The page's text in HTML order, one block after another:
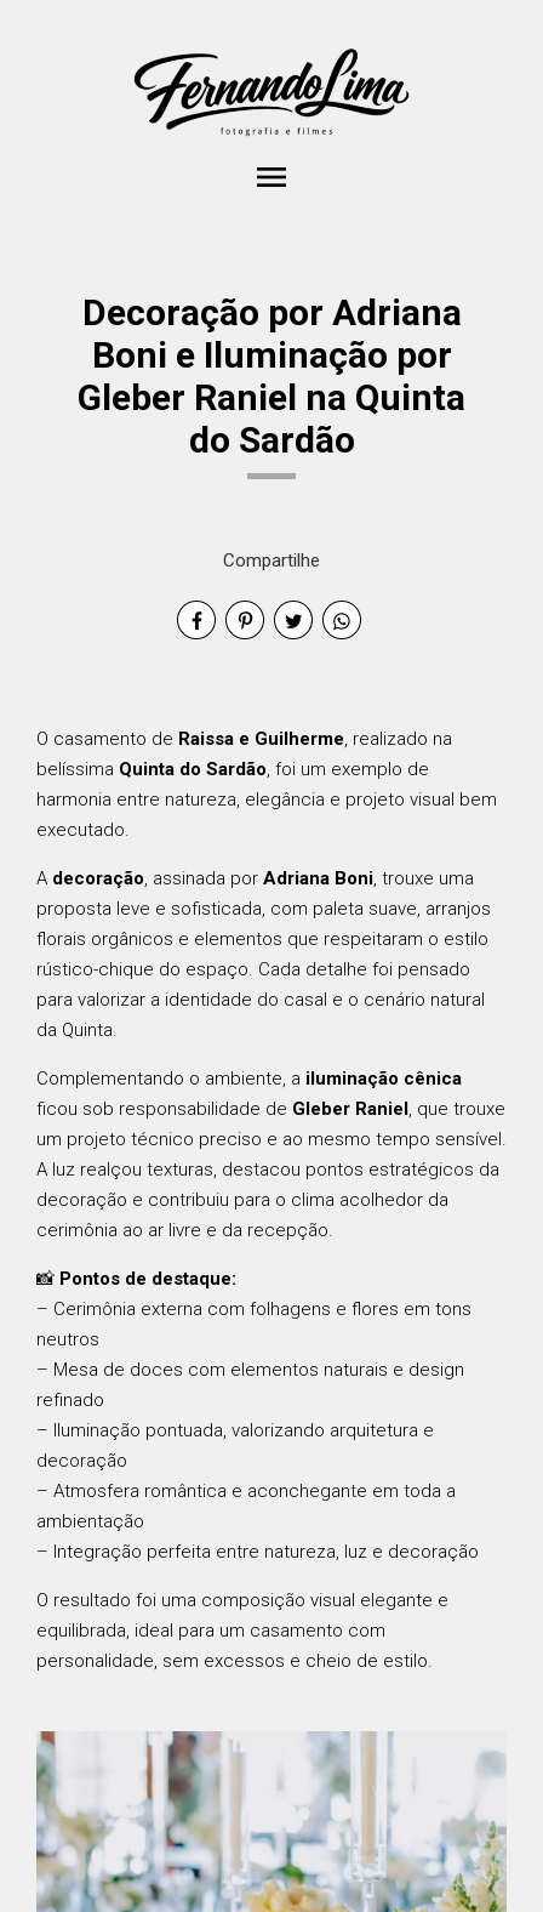
menu
Decoração por Adriana
Boni e Iluminação por
Gleber Raniel na Quinta
do Sardão
Compartilhe
O casamento de Raissa e Guilherme, realizado na
belíssima Quinta do Sardão, foi um exemplo de
harmonia entre natureza, elegância e projeto visual bem
executado.
A decoração, assinada por Adriana Boni, trouxe uma
proposta leve e sofisticada, com paleta suave, arranjos
florais orgânicos e elementos que respeitaram o estilo
rústico-chique do espaço. Cada detalhe foi pensado
para valorizar a identidade do casal e o cenário natural
da Quinta.
Complementando o ambiente, a iluminação cênica
ficou sob responsabilidade de Gleber Raniel, que trouxe
um projeto técnico preciso e ao mesmo tempo sensível.
A luz realçou texturas, destacou pontos estratégicos da
decoração e contribuiu para o clima acolhedor da
cerimônia ao ar livre e da recepção.
📸 Pontos de destaque:
– Cerimônia externa com folhagens e flores em tons
neutros
– Mesa de doces com elementos naturais e design
refinado
– Iluminação pontuada, valorizando arquitetura e
decoração
– Atmosfera romântica e aconchegante em toda a
ambientação
– Integração perfeita entre natureza, luz e decoração
O resultado foi uma composição visual elegante e
equilibrada, ideal para um casamento com
personalidade, sem excessos e cheio de estilo.